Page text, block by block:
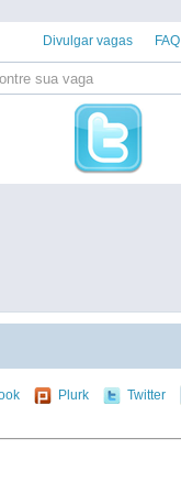
Divulgar vagas FAQ
Plurk Twitter